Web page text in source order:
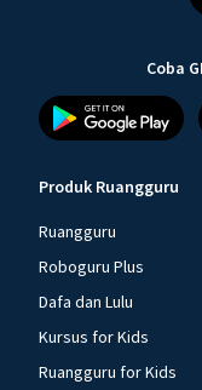
Coba
Produk Ruangguru
Ruangguru
Roboguru Plus
Dafa dan Lulu
Kursus for Kids
Ruangguru for Kids